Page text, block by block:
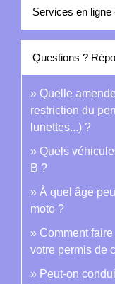
Services en ligne
Questions ?
Quelle
restriction du
lunettes...) ?
Quels
B ?
À quel âge
moto ?
Comment
votre permis de
Peut-on